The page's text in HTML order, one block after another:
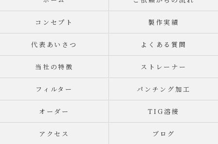
コンセプト 製作実績
代表あいさつ よくある質問
当社の特徴 ストレーナー
フィルター パンチング加工
オーダー TIG溶接
アクセス ブログ